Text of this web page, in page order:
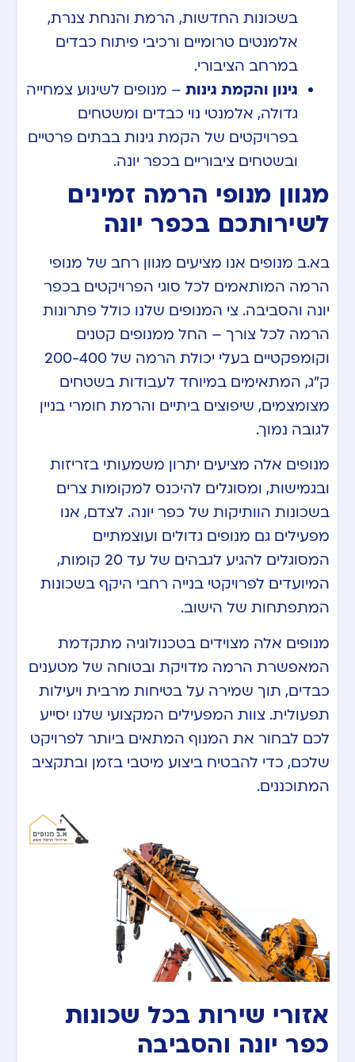
בשכונות החדשות, הרמת והנחת צנרת,
אלמנטים טרומיים ורכיבי פיתוח כבדים
במרחב הציבורי.
גינון והקמת גינות – מנופים לשינוע צמחייה
גדולה, אלמנטי נוי כבדים ומשטחים
בפרויקטים של הקמת גינות בבתים פרטיים
ובשטחים ציבוריים בכפר יונה.
מגוון מנופי הרמה זמינים
לשירותכם בכפר יונה
בא.ב מנופים אנו מציעים מגוון רחב של מנופי
הרמה המותאמים לכל סוגי הפרויקטים בכפר
יונה והסביבה. צי המנופים שלנו כולל פתרונות
הרמה לכל צורך – החל ממנופים קטנים
וקומפקטיים בעלי יכולת הרמה של 200-400
ק”ג, המתאימים במיוחד לעבודות בשטחים
מצומצמים, שיפוצים ביתיים והרמת חומרי בניין
לגובה נמוך.
מנופים אלה מציעים יתרון משמעותי בזריזות
ובגמישות, ומסוגלים להיכנס למקומות צרים
בשכונות הוותיקות של כפר יונה. לצדם, אנו
מפעילים גם מנופים גדולים ועוצמתיים
המסוגלים להגיע לגבהים של עד 20 קומות,
המיועדים לפרויקטי בנייה רחבי היקף בשכונות
המתפתחות של הישוב.
מנופים אלה מצוידים בטכנולוגיה מתקדמת
המאפשרת הרמה מדויקת ובטוחה של מטענים
כבדים, תוך שמירה על בטיחות מרבית ויעילות
תפעולית. צוות המפעילים המקצועי שלנו יסייע
לכם לבחור את המנוף המתאים ביותר לפרויקט
שלכם, כדי להבטיח ביצוע מיטבי בזמן ובתקציב
המתוכננים.
אזורי שירות בכל שכונות
כפר יונה והסביבה